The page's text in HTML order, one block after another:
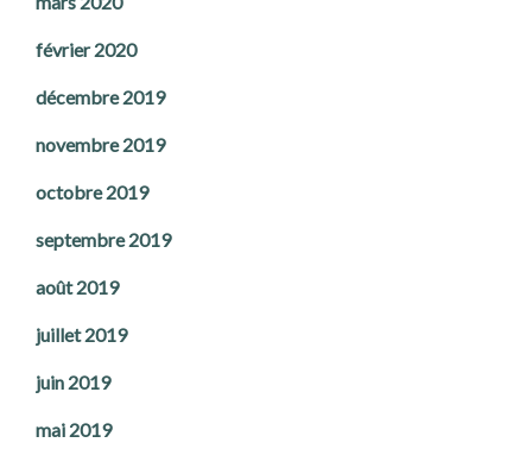
février 2020
décembre 2019
novembre 2019
octobre 2019
septembre 2019
août 2019
juillet 2019
juin 2019
mai 2019